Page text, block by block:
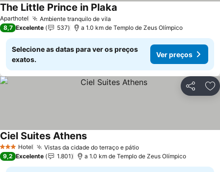
Aparthotel Ambiente tranquilo de vila
The Little Prince in Plaka
8,7 Excelente 537 a 1.0 km de Templo de Zeus Olímpico
Selecione as datas para ver os preços
exatos.
Ver preços
Partilhar
3 EstrelasHotel Vistas da cidade do terraço e pátio
Ciel Suites Athens
9,2 Excelente 1.801 a 1.0 km de Templo de Zeus Olímpico